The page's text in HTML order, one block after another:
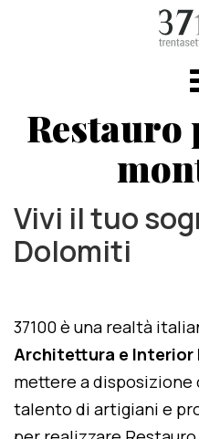
Restauro
Vivi il tuo
Dolomiti
37100 è una realtà
Architettura e Interior
mettere a
talento di artigiani e